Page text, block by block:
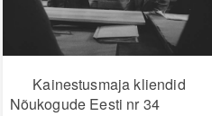
Kainestusmaja kliendid
Nõukogude Eesti nr 34